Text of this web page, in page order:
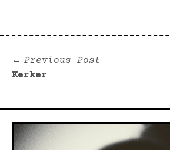
Bericht
Previous Post
Kerker